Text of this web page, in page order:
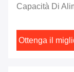
Capacità Di
Ottenga il